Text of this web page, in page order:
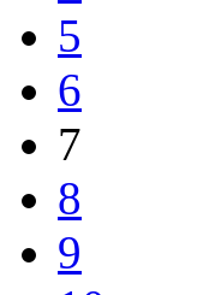
5
6
7
8
9